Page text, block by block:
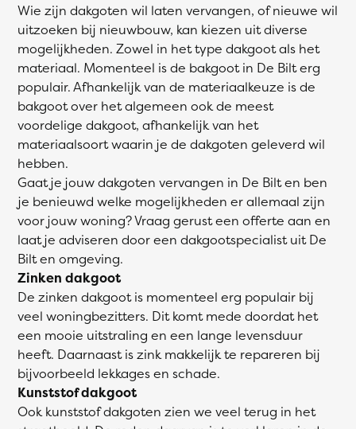
Wie zijn dakgoten wil laten vervangen, of nieuwe wil
uitzoeken bij nieuwbouw, kan kiezen uit diverse
mogelijkheden. Zowel in het type dakgoot als het
materiaal. Momenteel is de bakgoot in De Bilt erg
populair. Afhankelijk van de materiaalkeuze is de
bakgoot over het algemeen ook de meest
voordelige dakgoot, afhankelijk van het
materiaalsoort waarin je de dakgoten geleverd wil
hebben.
Gaat je jouw dakgoten vervangen in De Bilt en ben
je benieuwd welke mogelijkheden er allemaal zijn
voor jouw woning? Vraag gerust een offerte aan en
laat je adviseren door een dakgootspecialist uit De
Bilt en omgeving.
Zinken dakgoot
De zinken dakgoot is momenteel erg populair bij
veel woningbezitters. Dit komt mede doordat het
een mooie uitstraling en een lange levensduur
heeft. Daarnaast is zink makkelijk te repareren bij
bijvoorbeeld lekkages en schade.
Kunststof dakgoot
Ook kunststof dakgoten zien we veel terug in het